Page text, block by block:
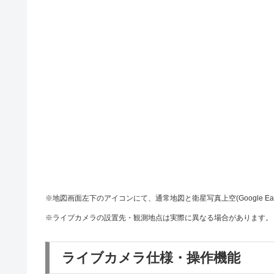
※地図画面左下のアイコンにて、通常地図と衛星写真上空(Google
※ライブカメラの設置先・観測地点は実際に異なる場合があります。
ライブカメラ仕様・操作機能